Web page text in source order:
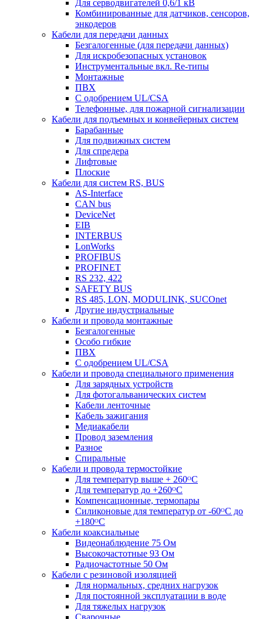
Для серводвигателей 0,6/1 кВ
Комбинированные для датчиков, cенсоров,
энкодеров
Кабели для передачи данных
Безгалогенные (для передачи данных)
Для искробезопасных установок
Инструментальные вкл. Re-типы
Монтажные
ПВХ
С одобрением UL/CSA
Телефонные, для пожарной сигнализации
Кабели для подъемных и конвейерных систем
Барабанные
Для подвижных систем
Для спредера
Лифтовые
Плоские
Кабели для систем RS, BUS
AS-Interface
CAN bus
DeviceNet
EIB
INTERBUS
LonWorks
PROFIBUS
PROFINET
RS 232, 422
SAFETY BUS
RS 485, LON, MODULINK, SUCOnet
Другие индустриальные
Кабели и провода монтажные
Безгалогенные
Особо гибкие
ПВХ
С одобрением UL/CSA
Кабели и провода специального применения
Для зарядных устройств
Для фотогальванических систем
Кабели ленточные
Кабель зажигания
Медиакабели
Провод заземления
Разное
Спиральные
Кабели и провода термостойкие
Для температур выше + 260ᴼС
Для температур до +260ᴼС
Компенсационные, термопары
Силиконовые для температур от -60ᴼC до
+180ᴼС
Кабели коаксиальные
Видеонаблюдение 75 Ом
Высокочастотные 93 Ом
Радиочастотные 50 Ом
Кабели с резиновой изоляцией
Для нормальных, средних нагрузок
Для постоянной эксплуатации в воде
Для тяжелых нагрузок
Сварочные